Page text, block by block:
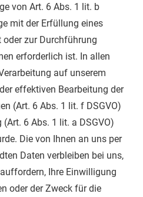
von Art. 6 Abs. 1 lit. b
mit der Erfüllung eines
zur Durchführung
erforderlich ist. In allen
auf unserem
effektiven Bearbeitung der
(Art. 6 Abs. 1 lit. f DSGVO)
6 Abs. 1 lit. a DSGVO)
Die von Ihnen an uns per
Daten verbleiben bei uns,
Ihre Einwilligung
oder der Zweck für die